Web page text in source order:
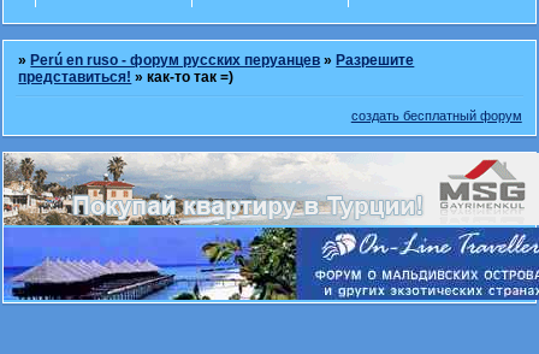
» Perú en ruso - форум русских перуанцев » Разрешите
представиться! »как-то так =)
создать бесплатный форум